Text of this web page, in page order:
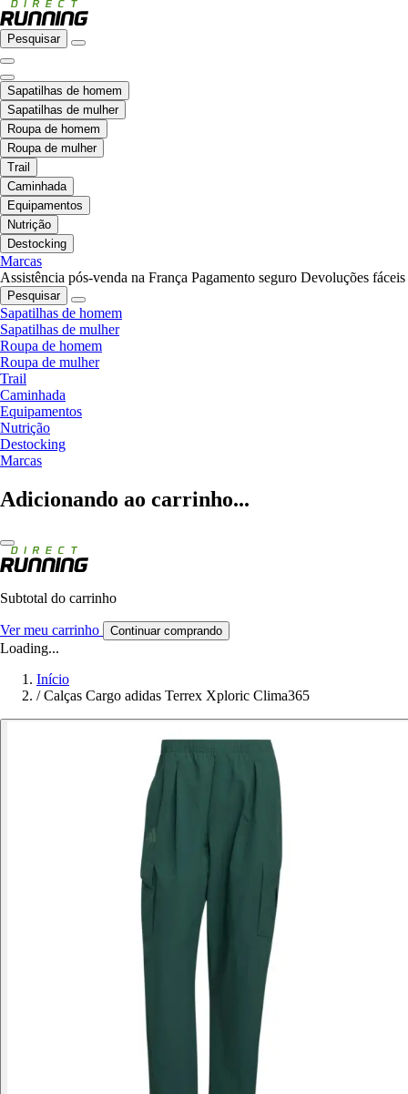
Pesquisar
Sapatilhas de homem
Sapatilhas de mulher
Roupa de homem
Roupa de mulher
Trail
Caminhada
Equipamentos
Nutrição
Destocking
Marcas
Assistência pós-venda na França Pagamento seguro Devoluções fáceis
Pesquisar
Sapatilhas de homem
Sapatilhas de mulher
Roupa de homem
Roupa de mulher
Trail
Caminhada
Equipamentos
Nutrição
Destocking
Marcas
Adicionando ao carrinho...
Subtotal do carrinho
Ver meu carrinho Continuar comprando
Loading...
Início
/ Calças Cargo adidas Terrex Xploric Clima365